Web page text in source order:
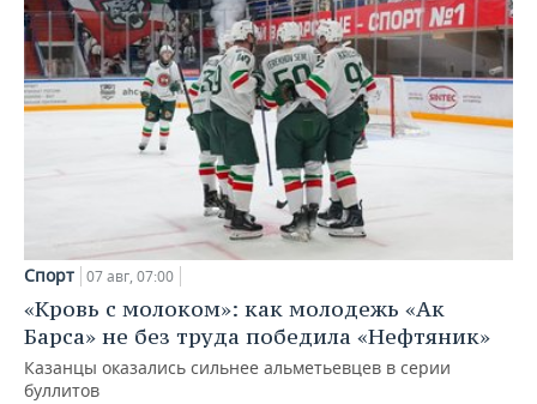
Спорт 07 авг, 07:00
«Кровь с молоком»: как молодежь «Ак
Барса» не без труда победила «Нефтяник»
Казанцы оказались сильнее альметьевцев в серии
буллитов